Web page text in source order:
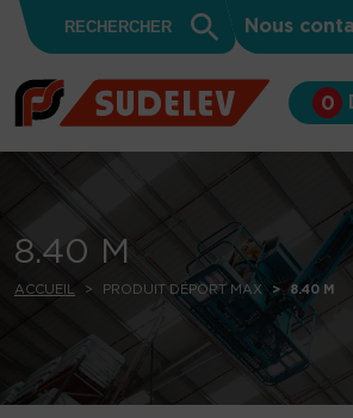
Skip to content
for:
Search
Button
Nous
0
8.40 M
ACCUEIL PRODUIT DÉPORT MAX 8.40 M